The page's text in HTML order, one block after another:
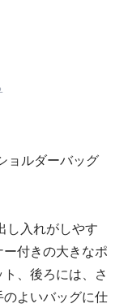
ョルダーバッグ
し入れがしやす
付きの大きなポ
、後ろには、さ
よいバッグに仕